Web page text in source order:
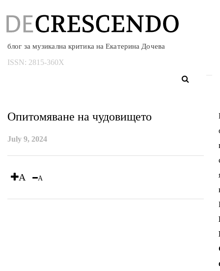
блог за музикална критика на Екатерина Дочева
ISSN: 2815-360X
Опитомяване на чудовището
July 9, 2024
A A